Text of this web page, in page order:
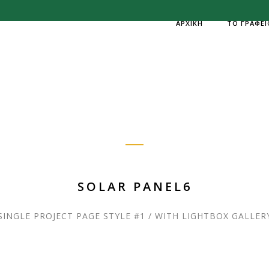
ΑΡΧΙΚΗ
ΤΟ
SOLAR PANEL6
PROJECT PAGE STYLE #1 / WITH LIGHTBOX